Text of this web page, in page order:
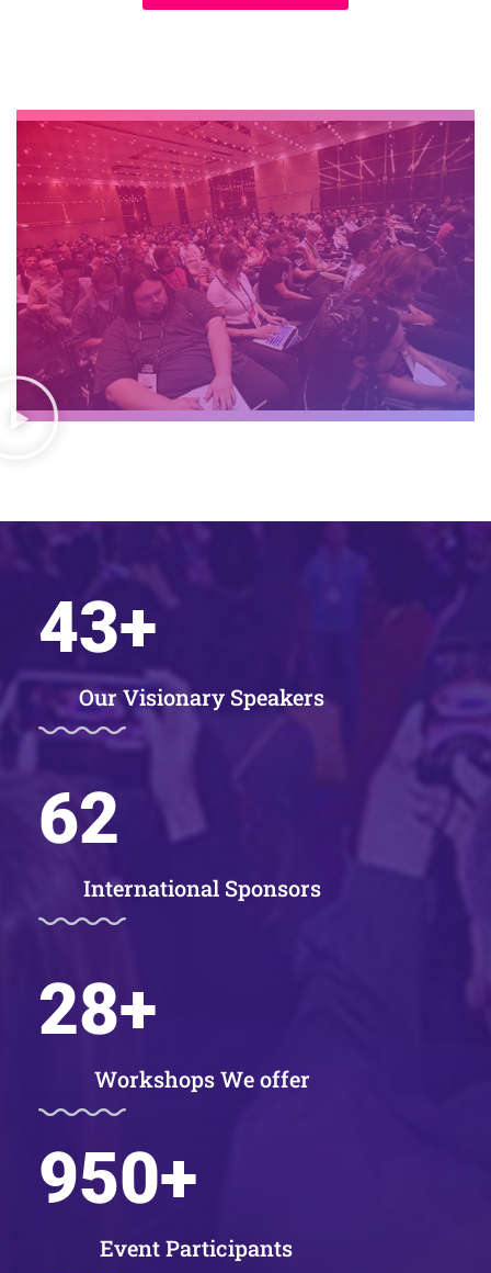
Our Visionary Speakers
43+
International Sponsors
62
Workshops We offer
28+
Event Participants
950+